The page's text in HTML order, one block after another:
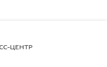
ЦЕНТР